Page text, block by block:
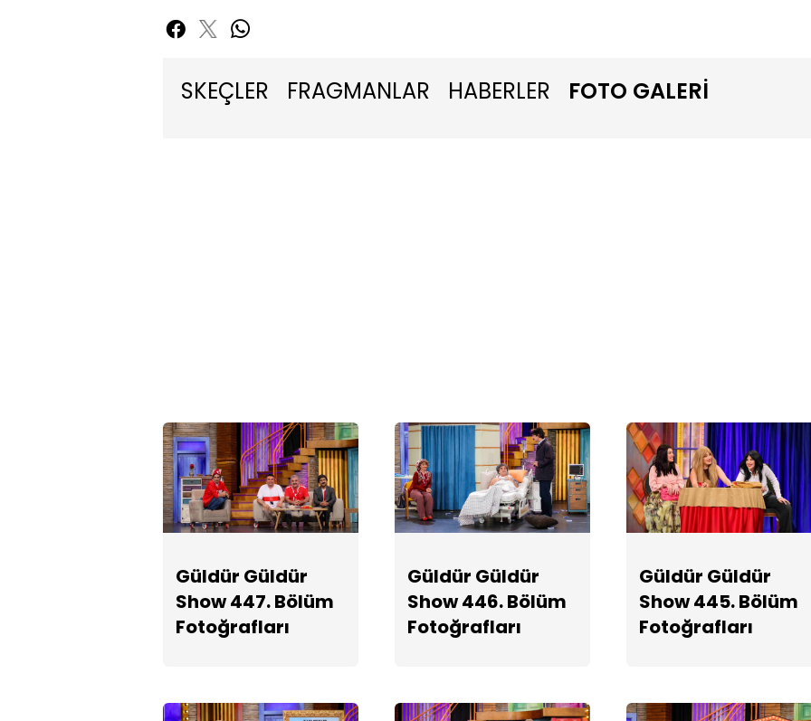
SKEÇLER FRAGMANLAR HABERLER FOTO GALERİ
Güldür Güldür
Show 447. Bölüm
Fotoğrafları
Güldür Güldür
Show 446. Bölüm
Fotoğrafları
Güldür Güldür
Show 445. Bölüm
Fotoğrafları